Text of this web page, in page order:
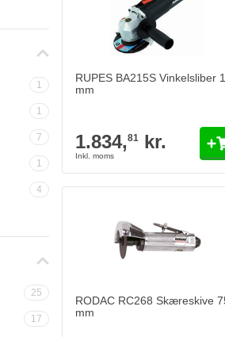
1
1
7
1
4
25
17
RUPES BA215S Vinkelsliber
mm
1.834,81kr.
RODAC RC268 Skæreskive
mm